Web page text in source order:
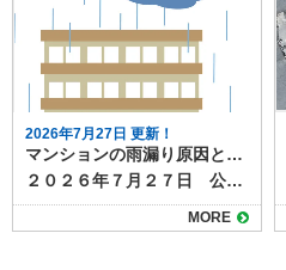
2026年7月27日 更新！
マンションの雨漏り原因と対策｜最上階とそれ以外の階での違いも解説
２０２６年７月２７日 公開 マンションでの雨漏りは、戸建て住宅に比べて見つけにくく、原因の特定や修理が複雑になりやすいトラブルです。 雨漏りは放置すると内装や構造の劣化を進めるだけでなく、下階への漏水や入居者同士のトラブルにもつながります。特に最上階とそれ以外の階では、原因や修理方法に大きな違いがあります。 本記事では、マンションの雨漏りの主な原因と、その階層ごとの特徴、そして効果的な対策方法を解説します。 目次最上階で起きやすい雨漏りの原因中間階・下階で起きる雨漏りの原因共通して見られる雨漏りの兆候最上階の雨漏り対策中間階・下階の雨漏り対策防水工事の費用の目安マンションの雨漏り補修・防水工事も塗り達にお任せ下さい！ 最上階で起きやすい雨漏りの原因 最上階の雨漏りは、主に屋上や屋根の防水層の劣化によって発生します。マンションの屋上は陸屋根（平らな構造）が多く、防水層が雨水の浸入を防ぐ役割を担っています。 しかし、経年劣化や紫外線、温度変化によって防水層がひび割れたり剥がれたりすると、雨水がコンクリート内部に侵入し建物の耐久性に大きな影響を与えます。 また、屋上に設置された設備（給水タンクや空調室外機など）の配管まわりや基礎部分も、防水処理が甘くなると雨漏りの原因になります。排水口（ドレン）の詰まりも要注意で、大雨時に水が溜まり、防水層の継ぎ目から浸入することがあります。 中間階・下階で起きる雨漏りの原因 最上階以外での雨漏りは、屋上から直接水が入るケースは少なく、多くは外壁やサッシまわりからの浸入です。 外壁のひび割れ（クラック）や目地のシーリング材の劣化により、雨水が外壁内部に入り込み、内装まで到達します。 サッシまわりでは、防水テープやパッキンが劣化すると、強風を伴う雨の際に漏水しやすくなります。また、バルコニーの防水層の傷みや排水不良によるオーバーフローが原因になることもあります。さらに上階の給排水設備からの漏水が天井を伝って下階に出る「二次漏れ」も見られます。 共通して見られる雨漏りの兆候 雨漏りは、必ずしも天井から水が落ちてくる形で現れるとは限りません。共通の兆候として、天井や壁のクロスのシミ、カビ臭、塗装の剥がれ、床材の膨れなどが挙げられます。 特に最上階では天井面にシミが広がりやすく、中間階では窓枠や壁際に沿って変色が見られることが多いのが特徴です。兆候を見つけたら早めに管理組合や管理会社に報告し、原因調査を依頼しましょう。 最上階の雨漏り対策 最上階の雨漏り対策は、防水工事が中心となります。 代表的な防水工事の工法にはウレタン塗膜防水、シート防水、アスファルト防水があり、それぞれ特徴が異なります。 既存の防水層がまだ機能している場合は、トップコートの塗り替えや部分補修で延命できますが、劣化が進んでいる場合は防水層の全面改修が必要です。 工事時には、設備基礎や配管まわりの防水処理も同時に行い、排水口の詰まりや勾配不良も改善します。定期的な点検（5〜10年ごと）が雨漏り予防につながります。 中間階・下階の雨漏り対策 外壁のクラックや目地の劣化は、シーリングの打ち替えや外壁塗装で防ぐことができます。特にサッシまわりは風雨が集中するため、防水テープやパッキンの状態を確認し、劣化があれば交換します。 バルコニーは床面の防水工事や排水口清掃が重要です。また、上階からの給排水漏れの場合は、配管や設備の補修が必要であり、場合によっては共用部分工事となるため管理組合の判断が必要です。 防水工事の費用の目安 最上階の防水工事は面積や工法によりますが、1㎡あたり5,000〜10,000円程度が相場です。外壁のシーリング打ち替えや塗装は、足場代も含めると数百万円規模になることがあります。部分補修で済む場合は数万円〜数十万円で対応できますが、被害を放置すると補修範囲が広がり費用が大幅に増えるため、計画的な補修と、雨漏り時には早期対応が経済的です。 マンションの雨漏り補修・防水工事も塗り達にお任せ下さい！ マンションの雨漏りは、最上階とそれ以外の階で原因や対策が異なります。 最上階では屋上防水層の劣化や排水不良、中間階や下階では外壁やサッシまわり、バルコニー、上階からの漏水が主な原因です。 雨漏りの兆候を見逃さず、早期に管理組合や専門業者に相談することで、被害拡大や修理費の増加を防げます。定期点検と予防的なメンテナンス、防水工事なら塗り達にご相談ください！
MORE